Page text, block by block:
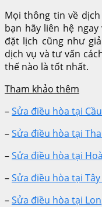
Mọi thông tin về dịch
bạn hãy liên hệ
đặt lịch cũng như
dịch vụ và tư vấn
thế nào là tốt nhất.
Tham khảo thêm
–Sửa điều hòa tại
–Sửa điều hòa tại
–Sửa điều hòa tại
–Sửa điều hòa tại
–Sửa điều hòa tại